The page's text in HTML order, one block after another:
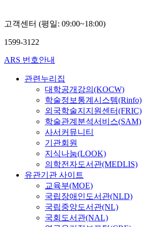
고객센터 (평일: 09:00~18:00)
1599-3122
ARS 번호안내
관련누리집
대학공개강의(KOCW)
학술정보통계시스템(Rinfo)
외국학술지지원센터(FRIC)
학술관계분석서비스(SAM)
사서커뮤니티
기관회원
지식나눔(LOOK)
의학전자도서관(MEDLIS)
유관기관 사이트
교육부(MOE)
국립장애인도서관(NLD)
국립중앙도서관(NL)
국회도서관(NAL)